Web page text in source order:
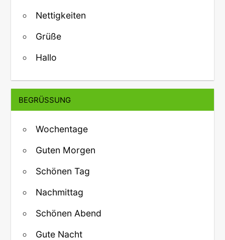
Nettigkeiten
Grüße
Hallo
BEGRÜSSUNG
Wochentage
Guten Morgen
Schönen Tag
Nachmittag
Schönen Abend
Gute Nacht